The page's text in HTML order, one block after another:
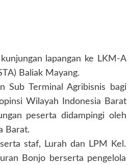
lapangan ke LKM-A
Baliak Mayang.
Sub Terminal Agribisnis bagi
Wilayah Indonesia Barat
peserta didampingi oleh
Barat.
staf, Lurah dan LPM Kel.
Bonjo berserta pengelola